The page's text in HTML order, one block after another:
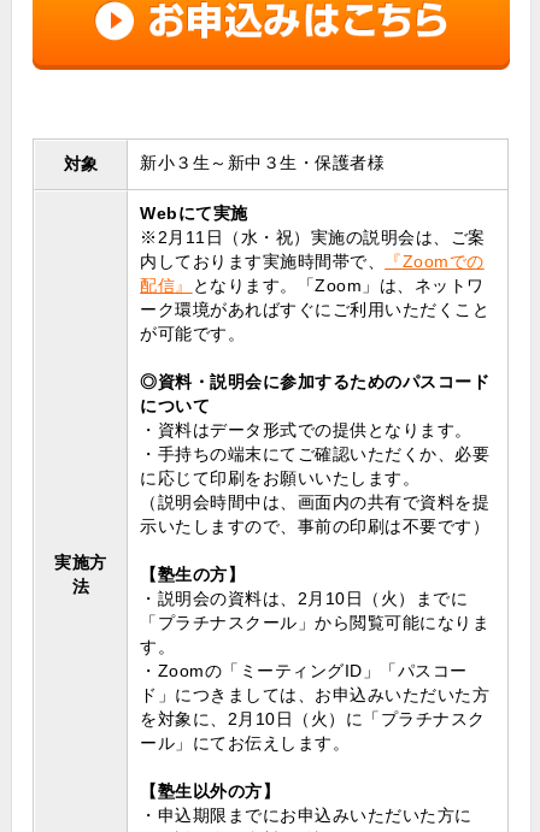
対象 新小３生～新中３生・保護者様
実施方
法
Webにて実施
※2月11日（水・祝）実施の説明会は、ご案
内しております実施時間帯で、
『Zoomでの
配信』
となります。「Zoom」は、ネットワ
ーク環境があればすぐにご利用いただくこと
が可能です。
◎資料・説明会に参加するためのパスコード
について
・資料はデータ形式での提供となります。
・手持ちの端末にてご確認いただくか、必要
に応じて印刷をお願いいたします。
（説明会時間中は、画面内の共有で資料を提
示いたしますので、事前の印刷は不要です）
【塾生の方】
・説明会の資料は、2月10日（火）までに
「プラチナスクール」から閲覧可能になりま
す。
・Zoomの「ミーティングID」「パスコー
ド」につきましては、お申込みいただいた方
を対象に、2月10日（火）に「プラチナスク
ール」にてお伝えします。
【塾生以外の方】
・申込期限までにお申込みいただいた方に